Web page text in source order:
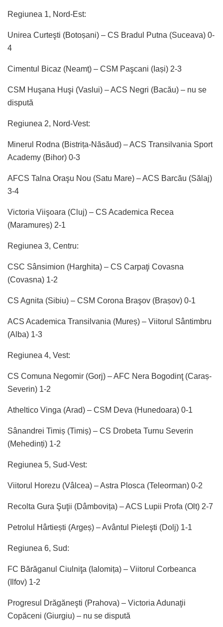
Regiunea 1, Nord-Est:
Unirea Curteşti (Botoșani) – CS Bradul Putna (Suceava) 0-
4
Cimentul Bicaz (Neamț) – CSM Paşcani (Iași) 2-3
CSM Huşana Huşi (Vaslui) – ACS Negri (Bacău) – nu se
dispută
Regiunea 2, Nord-Vest:
Minerul Rodna (Bistrița-Năsăud) – ACS Transilvania Sport
Academy (Bihor) 0-3
AFCS Talna Oraşu Nou (Satu Mare) – ACS Barcău (Sălaj)
3-4
Victoria Viişoara (Cluj) – CS Academica Recea
(Maramureș) 2-1
Regiunea 3, Centru:
CSC Sânsimion (Harghita) – CS Carpaţi Covasna
(Covasna) 1-2
CS Agnita (Sibiu) – CSM Corona Braşov (Brașov) 0-1
ACS Academica Transilvania (Mureș) – Viitorul Sântimbru
(Alba) 1-3
Regiunea 4, Vest:
CS Comuna Negomir (Gorj) – AFC Nera Bogodinţ (Caraș-
Severin) 1-2
Atheltico Vinga (Arad) – CSM Deva (Hunedoara) 0-1
Sânandrei Timiș (Timiș) – CS Drobeta Turnu Severin
(Mehedinți) 1-2
Regiunea 5, Sud-Vest:
Viitorul Horezu (Vâlcea) – Astra Plosca (Teleorman) 0-2
Recolta Gura Şuţii (Dâmbovița) – ACS Lupii Profa (Olt) 2-7
Petrolul Hârtiești (Argeș) – Avântul Pieleşti (Dolj) 1-1
Regiunea 6, Sud:
FC Bărăganul Ciulniţa (Ialomița) – Viitorul Corbeanca
(Ilfov) 1-2
Progresul Drăgăneşti (Prahova) – Victoria Adunaţii
Copăceni (Giurgiu) – nu se dispută